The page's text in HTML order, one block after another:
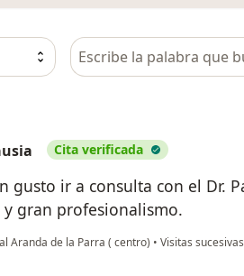
Busca en opiniones
Cita verificada
gusto ir a consulta con el Dr.
gran profesionalismo.
Aranda de la Parra ( centro) • Visitas